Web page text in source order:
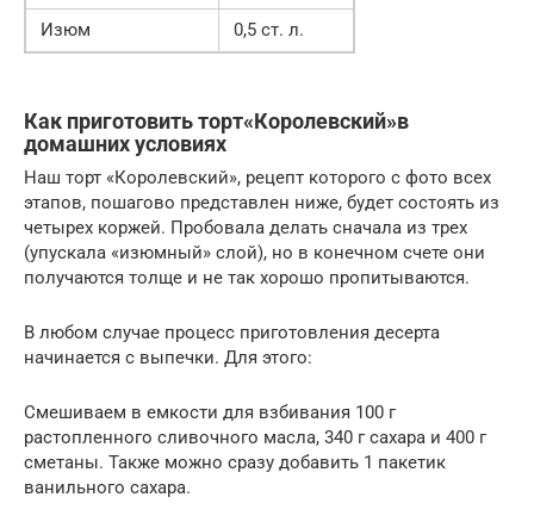
Изюм
0,5 ст. л.
Как приготовить торт«Королевский»в
домашних условиях
Наш торт «Королевский», рецепт которого с фото всех
этапов, пошагово представлен ниже, будет состоять из
четырех коржей. Пробовала делать сначала из трех
(упускала «изюмный» слой), но в конечном счете они
получаются толще и не так хорошо пропитываются.
В любом случае процесс приготовления десерта
начинается с выпечки. Для этого:
Смешиваем в емкости для взбивания 100 г
растопленного сливочного масла, 340 г сахара и 400 г
сметаны. Также можно сразу добавить 1 пакетик
ванильного сахара.